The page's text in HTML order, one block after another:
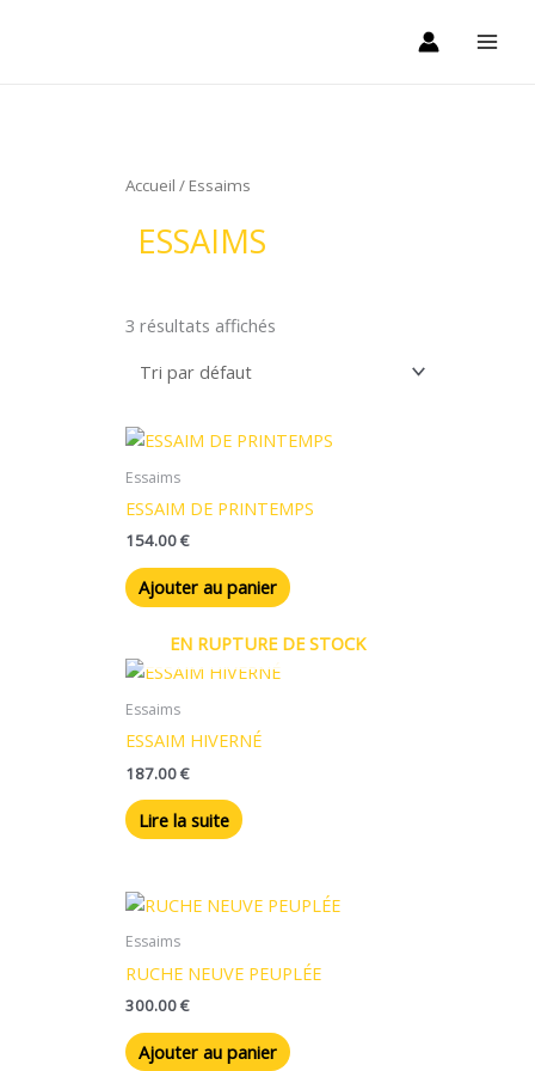
Accueil / Essaims
ESSAIMS
3 résultats affichés
Essaims
ESSAIM DE PRINTEMPS
154.00€
Ajouter au panier
EN RUPTURE DE STOCK
Essaims
ESSAIM HIVERNÉ
187.00€
Lire la suite
Essaims
RUCHE NEUVE PEUPLÉE
300.00€
Ajouter au panier